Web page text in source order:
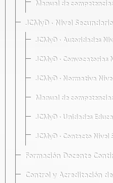
Manual de
JCMyD · Nivel
JCMyD · Autoridades
JCMyD · Convocatorias
JCMyD · Normativa
Manual de
JCMyD · Unidades
JCMyD · Contacto Nivel
Formación Docente
Control y Acreditación